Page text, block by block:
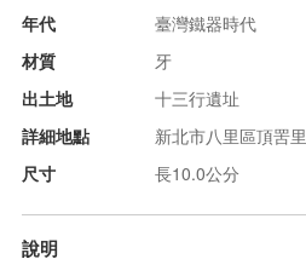
年代
臺灣鐵器時代
材質
牙
出土地
十三行遺址
詳細地點
新北市八里區頂罟里
尺寸
長10.0公分
說明